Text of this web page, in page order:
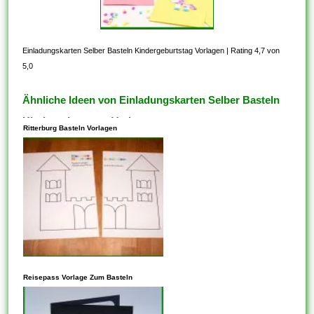
Einladungskarten Selber Basteln Kindergeburtstag Vorlagen |Rating 4,7 von
5,0
Ähnliche Ideen von Einladungskarten Selber Basteln
Kindergeburtstag Vorlagen
Ritterburg Basteln Vorlagen
dieses Ihnen frei, Vorlagen zu
kopieren, die auf der
freigegebenen CC-BY-SA-
Reisepass Vorlage Zum Basteln